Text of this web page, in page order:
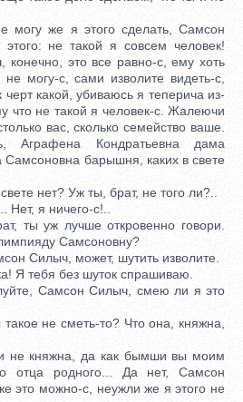
же я этого сделать, Самсон
не такой я совсем человек!
это все равно-с, ему хоть
могу-с, сами изволите видеть-с,
какой, убиваюсь я теперича из-
что не такой я человек-с. Жалеючи
вас, сколько семейство ваше.
Аграфена Кондратьевна дама
барышня, каких в свете
нет? Уж ты, брат, не того ли?..
я ничего-с!..
ты уж лучше откровенно говори.
Самсоновну?
Силыч, может, шутить изволите.
Я тебя без шуток спрашиваю.
Самсон Силыч, смею ли я это
не сметь-то? Что она, княжна,
княжна, да как бымши вы моим
отца родного... Да нет, Самсон
это можно-с, неужли же я этого не